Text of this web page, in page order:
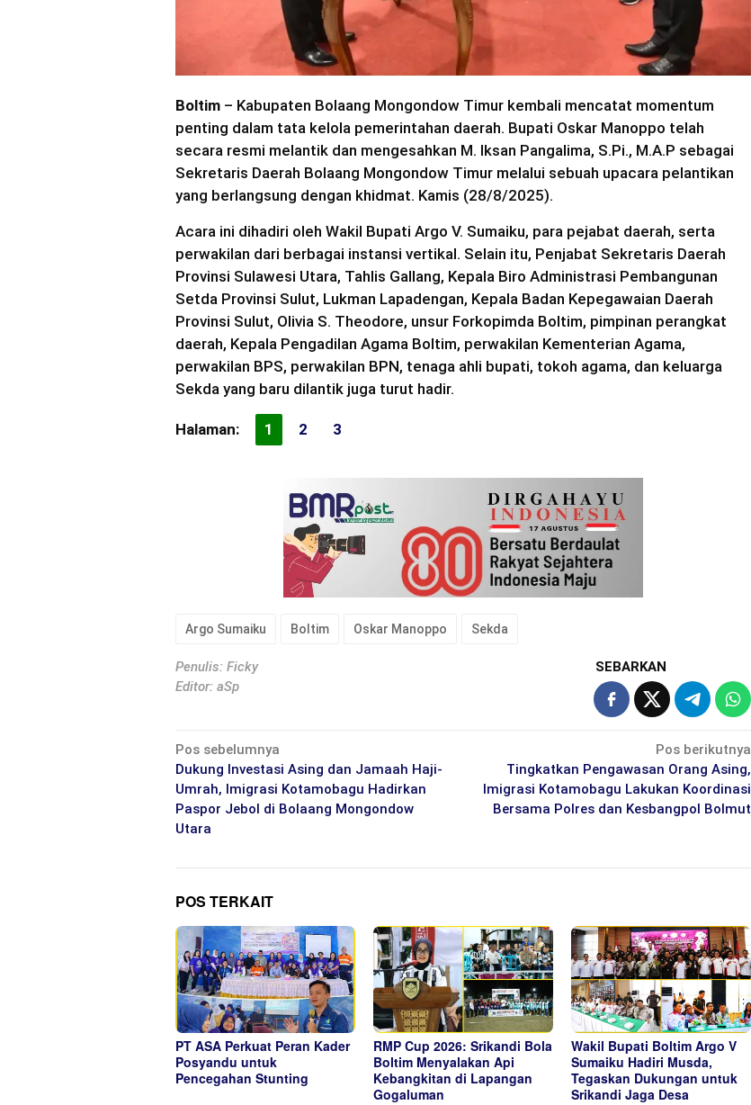
Boltim – Kabupaten Bolaang Mongondow Timur kembali mencatat momentum
penting dalam tata kelola pemerintahan daerah. Bupati Oskar Manoppo telah
secara resmi melantik dan mengesahkan M. Iksan Pangalima, S.Pi., M.A.P sebagai
Sekretaris Daerah Bolaang Mongondow Timur melalui sebuah upacara pelantikan
yang berlangsung dengan khidmat. Kamis (28/8/2025).
Acara ini dihadiri oleh Wakil Bupati Argo V. Sumaiku, para pejabat daerah, serta
perwakilan dari berbagai instansi vertikal. Selain itu, Penjabat Sekretaris Daerah
Provinsi Sulawesi Utara, Tahlis Gallang, Kepala Biro Administrasi Pembangunan
Setda Provinsi Sulut, Lukman Lapadengan, Kepala Badan Kepegawaian Daerah
Provinsi Sulut, Olivia S. Theodore, unsur Forkopimda Boltim, pimpinan perangkat
daerah, Kepala Pengadilan Agama Boltim, perwakilan Kementerian Agama,
perwakilan BPS, perwakilan BPN, tenaga ahli bupati, tokoh agama, dan keluarga
Sekda yang baru dilantik juga turut hadir.
Halaman: 1 2 3
Argo Sumaiku Boltim Oskar Manoppo Sekda
Penulis: Ficky
Editor: aSp
SEBARKAN
Navigasi
pos
Pos sebelumnya
Dukung Investasi Asing dan Jamaah Haji-
Umrah, Imigrasi Kotamobagu Hadirkan
Paspor Jebol di Bolaang Mongondow
Utara
Pos berikutnya
Tingkatkan Pengawasan Orang Asing,
Imigrasi Kotamobagu Lakukan Koordinasi
Bersama Polres dan Kesbangpol Bolmut
POS TERKAIT
PT ASA Perkuat Peran Kader
Posyandu untuk
Pencegahan Stunting
RMP Cup 2026: Srikandi Bola
Boltim Menyalakan Api
Kebangkitan di Lapangan
Gogaluman
Wakil Bupati Boltim Argo V
Sumaiku Hadiri Musda,
Tegaskan Dukungan untuk
Srikandi Jaga Desa